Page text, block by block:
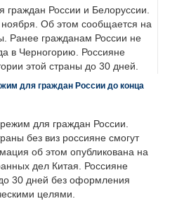
граждан России и Белоруссии.
ноября. Об этом сообщается на
Ранее гражданам России не
в Черногорию. Россияне
этой страны до 30 дней.
для граждан России до конца
для граждан России.
без виз россияне смогут
об этом опубликована на
дел Китая. Россияне
30 дней без оформления
целями.